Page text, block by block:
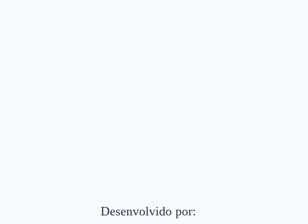
Desenvolvido por: